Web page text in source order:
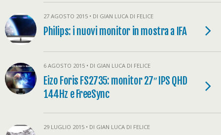
27 AGOSTO 2015 • DI GIAN LUCA DI FELICE
Philips: i nuovi monitor in mostra a IFA
6 AGOSTO 2015 • DI GIAN LUCA DI FELICE
Eizo Foris FS2735: monitor 27″ IPS QHD
144Hz e FreeSync
29 LUGLIO 2015 • DI GIAN LUCA DI FELICE